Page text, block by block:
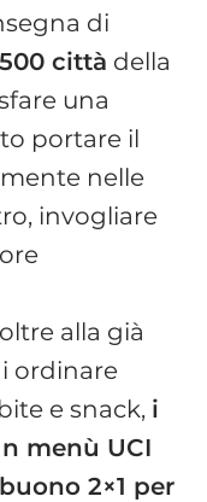
di
città della
una
portare il
nelle
invogliare
alla già
ordinare
e snack, i
menù UCI
2×1 per